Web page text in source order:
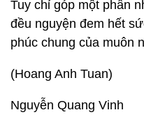
Tuy chỉ góp một phần
đều nguyện đem hết
phúc chung của muôn
(Hoang Anh Tuan)
Nguyễn Quang Vinh